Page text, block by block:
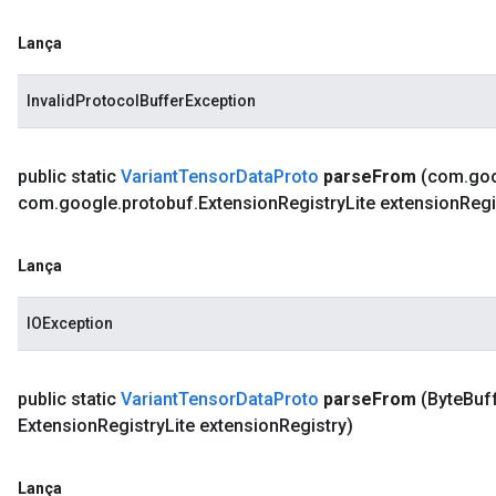
Lança
InvalidProtocolBufferException
public static VariantTensorDataProto parseFrom (com.
com.google.protobuf.ExtensionRegistryLite extension
Lança
IOException
public static VariantTensorDataProto parseFrom (Byte
ExtensionRegistryLite extensionRegistry)
Lança